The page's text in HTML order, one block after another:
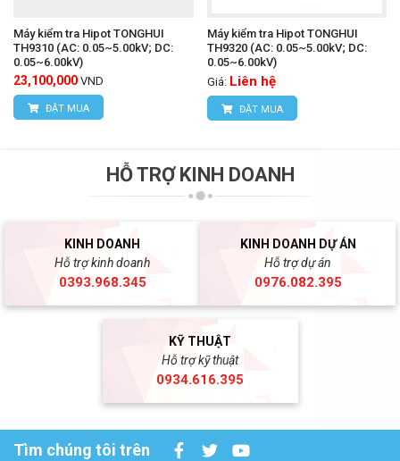
Máy kiểm tra Hipot TONGHUI
TH9310 (AC: 0.05~5.00kV; DC:
0.05~6.00kV)
23,100,000 VND
ĐẶT MUA
Máy kiểm tra Hipot TONGHUI
TH9320 (AC: 0.05~5.00kV; DC:
0.05~6.00kV)
Giá: Liên hệ
ĐẶT MUA
HỖ TRỢ KINH DOANH
KINH DOANH
Hỗ trợ kinh doanh
0393.968.345
KINH DOANH DỰ ÁN
Hỗ trợ dự án
0976.082.395
KỸ THUẬT
Hỗ trợ kỹ thuật
0934.616.395
Tìm chúng tôi trên